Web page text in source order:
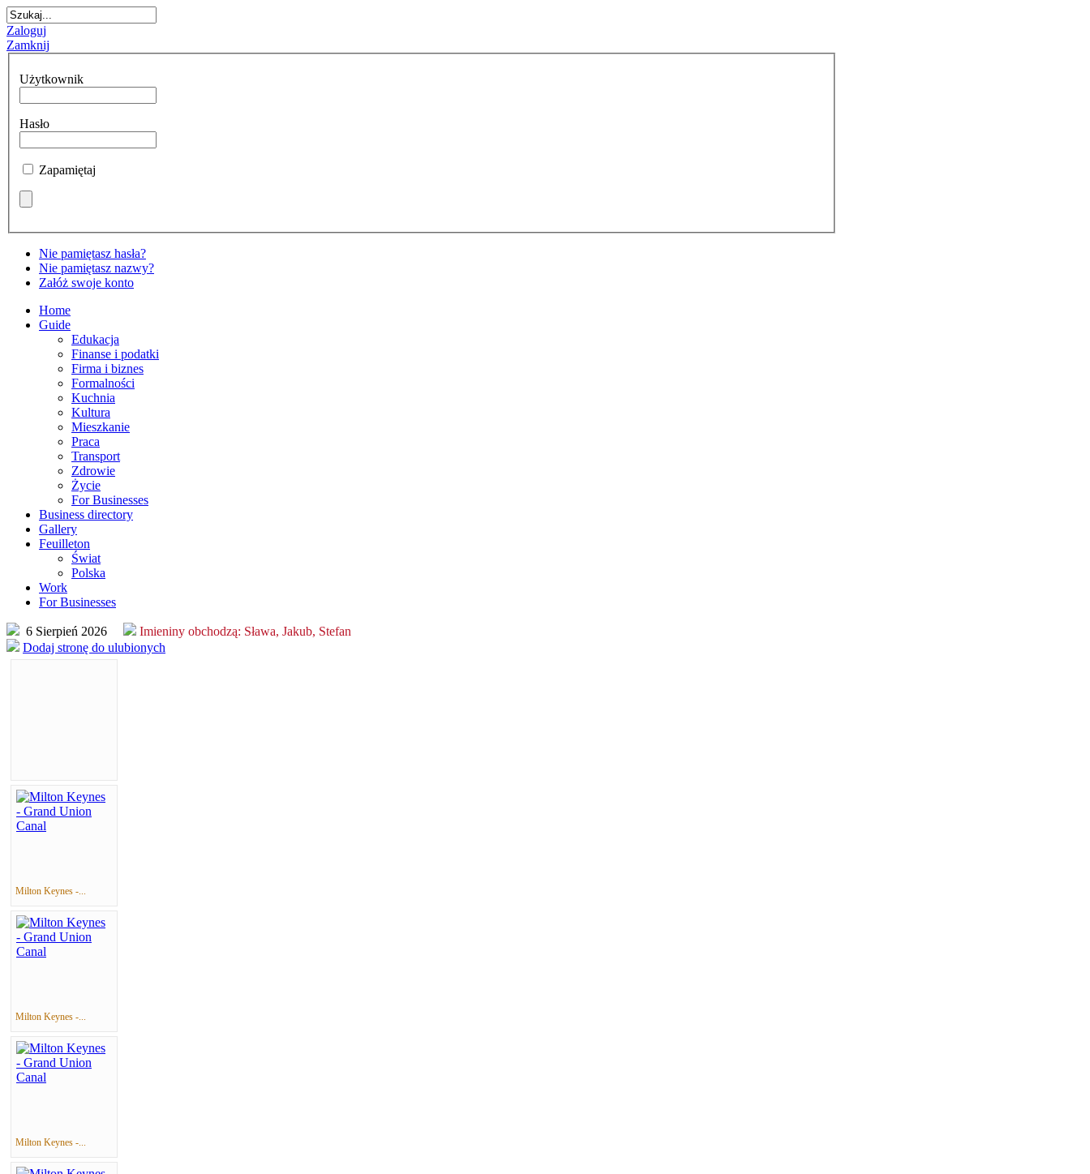
Zaloguj
Zamknij
Użytkownik
Hasło
Zapamiętaj
Nie pamiętasz hasła?
Nie pamiętasz nazwy?
Załóż swoje konto
Home
Guide
Edukacja
Finanse i podatki
Firma i biznes
Formalności
Kuchnia
Kultura
Mieszkanie
Praca
Transport
Zdrowie
Życie
For Businesses
Business directory
Gallery
Feuilleton
Świat
Polska
Work
For Businesses
6 Sierpień 2026 Imieniny obchodzą: Sława, Jakub, Stefan
Dodaj stronę do ulubionych
Milton Keynes -...
Milton Keynes -...
Milton Keynes -...